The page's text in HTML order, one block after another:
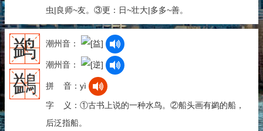
虫|良师~友。③更：日~壮大|多多~善。
鹢
鷁
潮州音：
潮州音：
拼 音：yì
字 义：①古书上说的一种水鸟。②船头画有鹢的船，
后泛指船。